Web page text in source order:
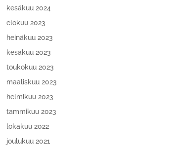
kesäkuu 2024
elokuu 2023
heinäkuu 2023
kesäkuu 2023
toukokuu 2023
maaliskuu 2023
helmikuu 2023
tammikuu 2023
lokakuu 2022
joulukuu 2021